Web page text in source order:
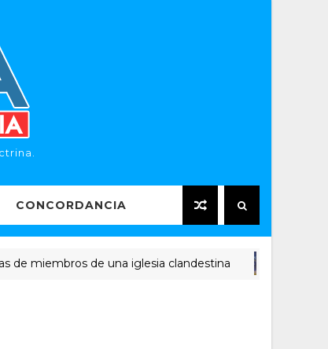
CONCORDANCIA
de una iglesia clandestina NOTICIAS